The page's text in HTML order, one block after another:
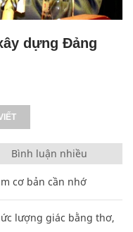
dựng Đảng
Bình luận nhiều
cơ bản cần nhớ
lượng giác bằng thơ,